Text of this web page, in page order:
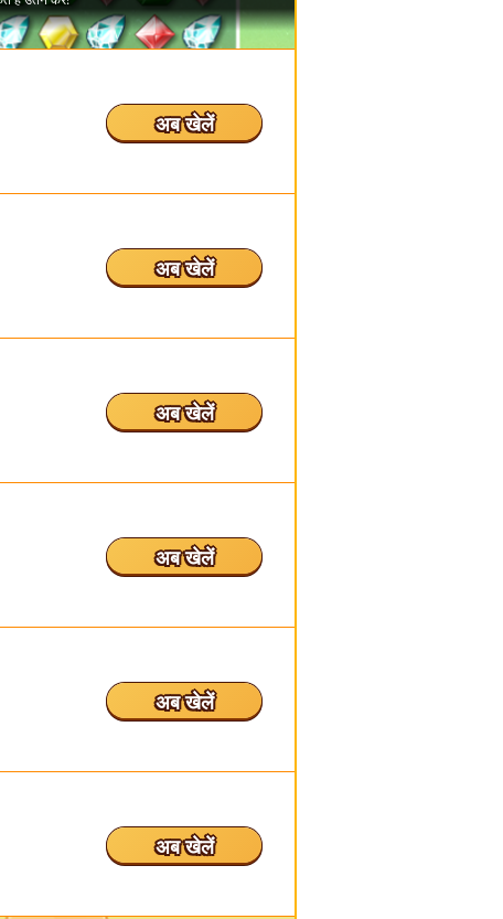
अब खेलें
अब खेलें
अब खेलें
अब खेलें
अब खेलें
अब खेलें